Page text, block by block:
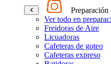
Ver todo en
Freidoras de Aire
Licuadoras
Cafeteras de goteo
Cafeteras expreso